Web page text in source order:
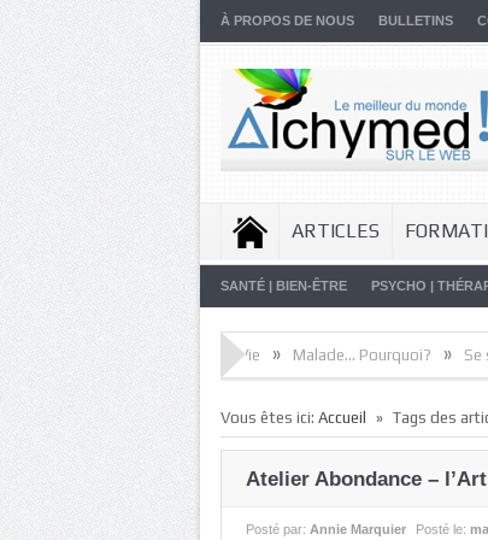
À PROPOS DE NOUS BULLETINS
ARTICLES
SANTÉ | BIEN-ÊTRE PSYCHO |
Artistes de la Vie Malade… Pourquoi? » Se souvenir
Vous êtes ici: Accueil » Tags des
Atelier Abondance –
Posté par: Annie Marquier Posté le: